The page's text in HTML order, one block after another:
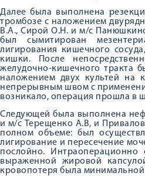
Далее была выполнена
тромбозе с наложением
В.А., Сирой О.Н. и м/с
был сымитирован
лигирования кишечного
кишки. После
желудочно-кишечного тракта
наложением двух культей
непрерывным швом с
возникало, операция прошла в
Следующей была выполнена
и м/с Терещенко А.В, и
полном объеме: был
лигирование и пересечение
послойно. Интраоперационно
выраженной жировой
кровопотеря была